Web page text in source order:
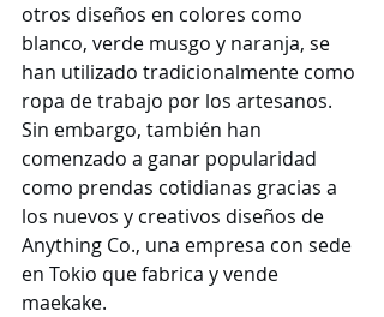
otros diseños en colores como
blanco, verde musgo y naranja, se
han utilizado tradicionalmente como
ropa de trabajo por los artesanos.
Sin embargo, también han
comenzado a ganar popularidad
como prendas cotidianas gracias a
los nuevos y creativos diseños de
Anything Co., una empresa con sede
en Tokio que fabrica y vende
maekake.